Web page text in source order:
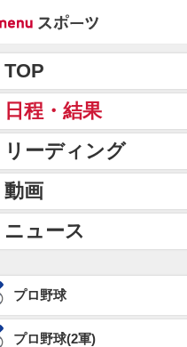
TOP
日程・結果
リーディング
動画
ニュース
プロ野球
プロ野球(2軍)